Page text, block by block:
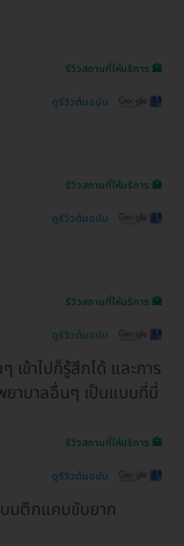
รีวิวสถานที่ให้บริการ 🏥
ดูรีวิวต้นฉบับ
รีวิวสถานที่ให้บริการ 🏥
ดูรีวิวต้นฉบับ
รีวิวสถานที่ให้บริการ 🏥
ดูรีวิวต้นฉบับ
เข้าไปก็รู้สึกได้ และการ
ยาบาลอื่นๆ เป็นแบบที่นี่
รีวิวสถานที่ให้บริการ 🏥
ดูรีวิวต้นฉบับ
บนตึกแคบขับยาก